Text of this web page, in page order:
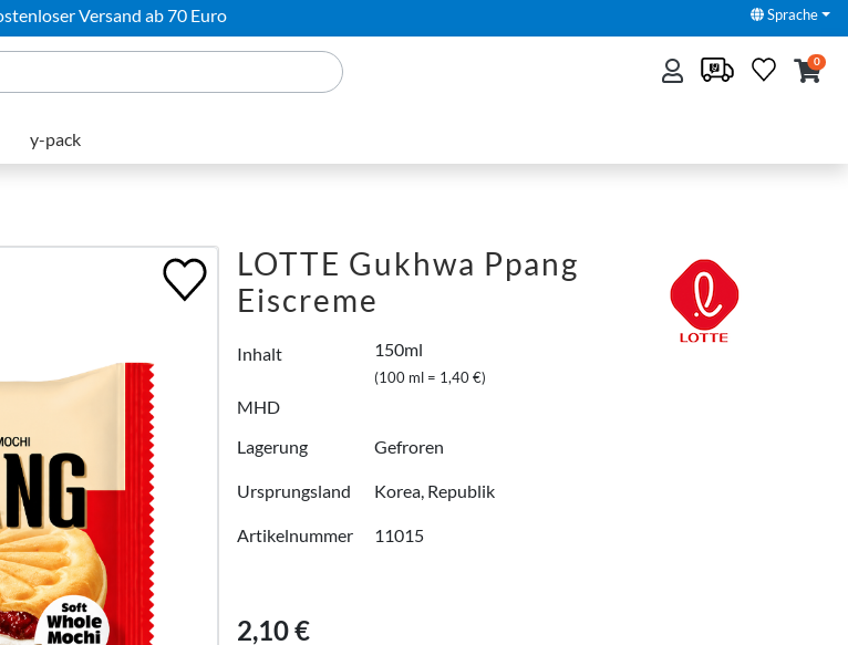
Versand ab 70 Euro Sprache
0
y-pack
LOTTE Gukhwa Ppang
Eiscreme
Inhalt 150ml
(100 ml = 1,40 €)
MHD
Lagerung
Gefroren
Ursprungsland Korea, Republik
Artikelnummer 11015
2,10 €